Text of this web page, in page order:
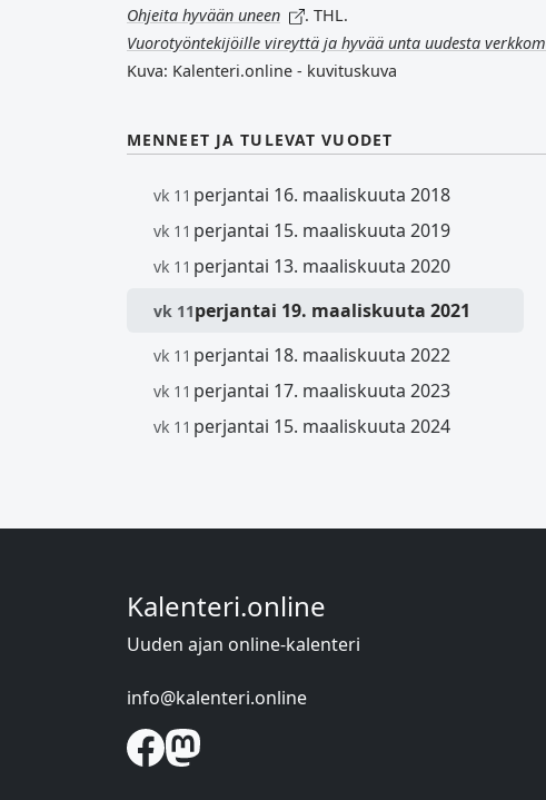
Ohjeita hyvään uneen
. THL.
Vuorotyöntekijöille vireyttä ja hyvää unta uudesta
Kuva: Kalenteri.online - kuvituskuva
MENNEET JA TULEVAT VUODET
vk 11 perjantai 16. maaliskuuta 2018
vk 11 perjantai 15. maaliskuuta 2019
vk 11 perjantai 13. maaliskuuta 2020
vk 11perjantai 19. maaliskuuta 2021
vk 11 perjantai 18. maaliskuuta 2022
vk 11 perjantai 17. maaliskuuta 2023
vk 11 perjantai 15. maaliskuuta 2024
Kalenteri.online
Uuden ajan online-kalenteri
info@kalenteri.online